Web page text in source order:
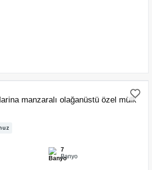
manzaralı olağanüstü özel mülk
7
Banyo